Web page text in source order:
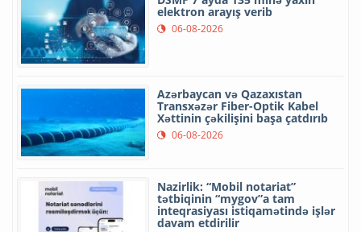
elektron arayış verib
06-08-2026
Azərbaycan və Qazaxıstan
Transxəzər Fiber-Optik Kabel
Xəttinin çəkilişini başa çatdırıb
06-08-2026
Nazirlik: “Mobil notariat”
tətbiqinin “mygov”a tam
inteqrasiyası istiqamətində işlər
davam etdirilir